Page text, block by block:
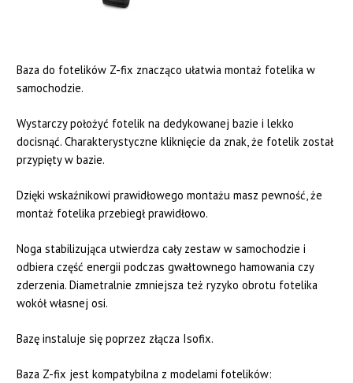
Baza do fotelików Z-fix znacząco ułatwia montaż fotelika w
samochodzie.
Wystarczy położyć fotelik na dedykowanej bazie i lekko
docisnąć. Charakterystyczne kliknięcie da znak, że fotelik został
przypięty w bazie.
Dzięki wskaźnikowi prawidłowego montażu masz pewność, że
montaż fotelika przebiegł prawidłowo.
Noga stabilizująca utwierdza cały zestaw w samochodzie i
odbiera część energii podczas gwałtownego hamowania czy
zderzenia. Diametralnie zmniejsza też ryzyko obrotu fotelika
wokół własnej osi.
Bazę instaluje się poprzez złącza Isofix.
Baza Z-fix jest kompatybilna z modelami fotelików: